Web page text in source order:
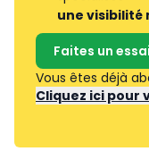
une visibilité
Faites un essai
Vous êtes déjà
Cliquez ici pour